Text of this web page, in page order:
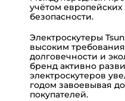
учётом европейских
безопасности.
Электроскутеры
высоким
долговечности и
бренд активно
электроскутеров
годом завоевывая
покупателей.